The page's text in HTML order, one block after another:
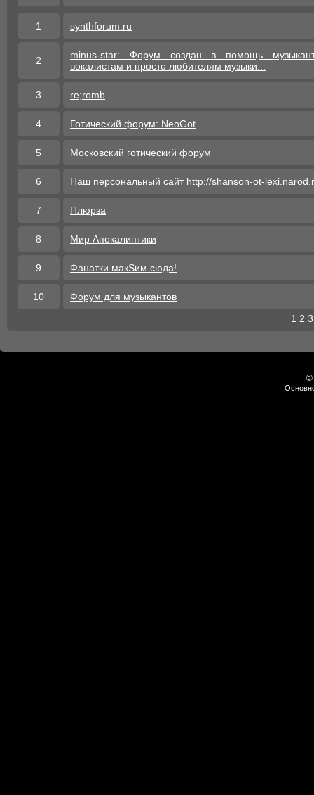
1 synthforum.ru
2
minus-star: Форум создан в помощь
вокалистам и просто любителям музыки...
3 re;romb
4 Готический форум: NeoGot
5 Московский готический форум
6 Наш персональный сайт http://shanson-ot-
7 Плюрза
8 Мир Апокалиптики
9 Фанатки макSим сюда!
10
Форум для музыкантов
1 2 3
©